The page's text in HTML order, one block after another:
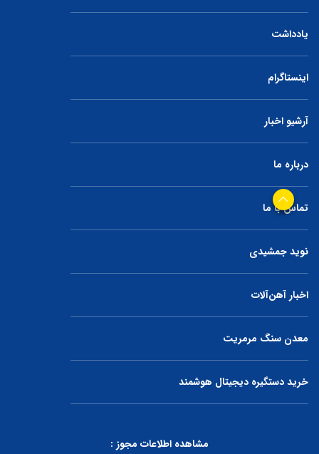
یادداشت
اینستاگرام
آرشیو اخبار
درباره ما
تماس با ما
نوید جمشیدی
اخبار آهن‌آلات
معدن سنگ مرمریت
خرید دستگیره دیجیتال هوشمند
مشاهده اطلاعات مجوز :